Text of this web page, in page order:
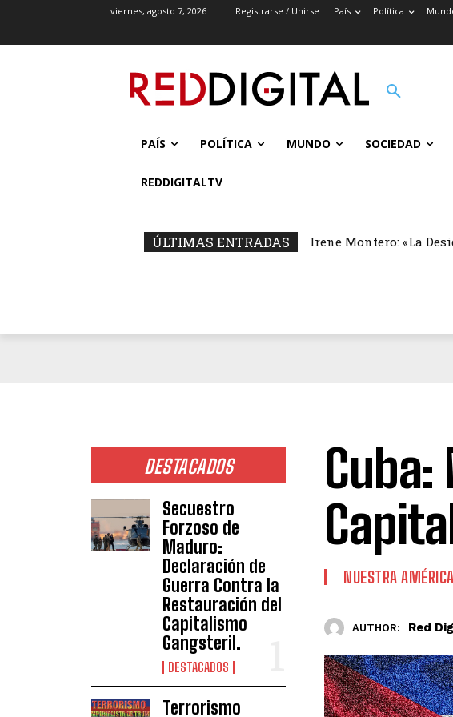
viernes, agosto 7, 2026 Registrarse / Unirse País Política
PAÍS POLÍTICA MUNDO SOCIEDAD
REDDIGITALTV
ÚLTIMAS ENTRADAS Irene Montero: «La
DESTACADOS
Secuestro
Forzoso de
Maduro:
Declaración de
Guerra Contra la
Restauración del
Capitalismo
Gangsteril.
DESTACADOS
Terrorismo
Cuba:
NUESTRA AMÉRICA
AUTHOR: Red